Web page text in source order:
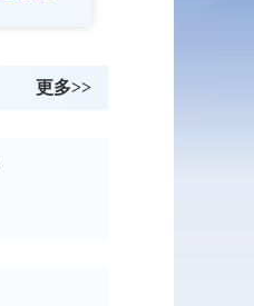
更多>>